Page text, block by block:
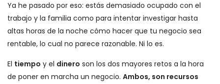
Ya he pasado por eso: estás demasiado ocupado con el
trabajo y la familia como para intentar investigar hasta
altas horas de la noche cómo hacer que tu negocio sea
rentable, lo cual no parece razonable. Ni lo es.
El tiempo y el dinero son los dos mayores retos a la hora
de poner en marcha un negocio. Ambos, son recursos